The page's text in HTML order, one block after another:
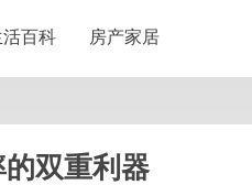
活百科 房产家居
双重利器